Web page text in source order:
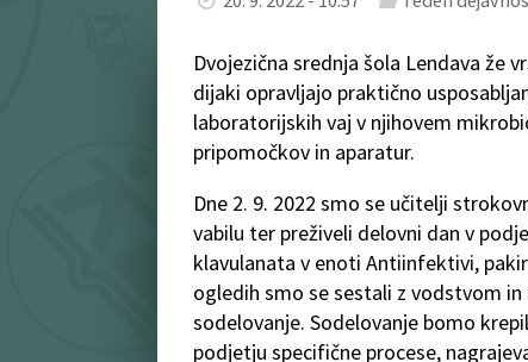
Dvojezična srednja šola Lendava že
dijaki opravljajo praktično
laboratorijskih vaj v njihovem
pripomočkov in aparatur.
Dne 2. 9. 2022 smo se učitelji
vabilu ter preživeli delovni dan v
klavulanata v enoti Antiinfektivi,
ogledih smo se sestali z vodstvom
sodelovanje. Sodelovanje bomo
podjetju specifične procese,